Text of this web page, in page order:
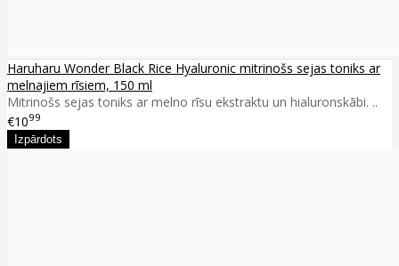
Haruharu Wonder Black Rice Hyaluronic mitrinošs sejas toniks ar
melnajiem rīsiem, 150 ml
Mitrinošs sejas toniks ar melno rīsu ekstraktu un hialuronskābi. ..
€1099